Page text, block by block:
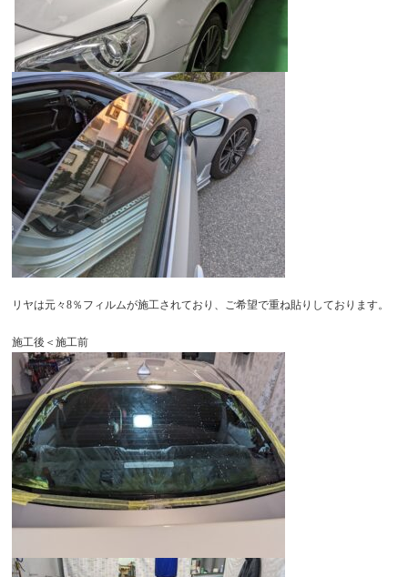
リヤは元々8％フィルムが施工されており、ご希望で重ね貼りしております。
施工後＜施工前